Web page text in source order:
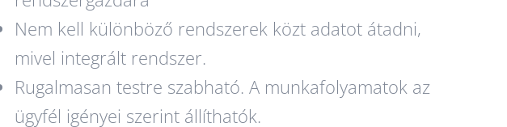
Nem kell különböző rendszerek közt adatot átadni,
mivel integrált rendszer.
Rugalmasan testre szabható. A munkafolyamatok az
ügyfél igényei szerint állíthatók.